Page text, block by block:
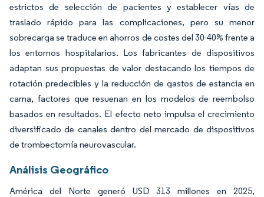
estrictos de selección de pacientes y establecer vías de
traslado rápido para las complicaciones, pero su menor
sobrecarga se traduce en ahorros de costes del 30-40% frente a
los entornos hospitalarios. Los fabricantes de dispositivos
adaptan sus propuestas de valor destacando los tiempos de
rotación predecibles y la reducción de gastos de estancia en
cama, factores que resuenan en los modelos de reembolso
basados en resultados. El efecto neto impulsa el crecimiento
diversificado de canales dentro del mercado de dispositivos
de trombectomía neurovascular.
Análisis Geográfico
América del Norte generó USD 313 millones en 2025,